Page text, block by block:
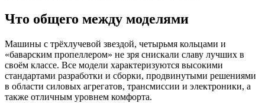
Что общего между моделями
Машины с трёхлучевой звездой, четырьмя кольцами и
«баварским пропеллером» не зря снискали славу лучших в
своём классе. Все модели характеризуются высокими
стандартами разработки и сборки, продвинутыми решениями
в области силовых агрегатов, трансмиссии и электроники, а
также отличным уровнем комфорта.